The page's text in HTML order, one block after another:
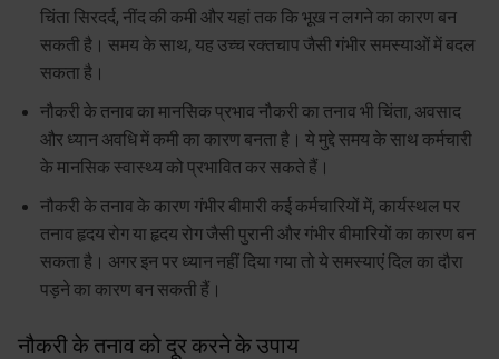
चिंता सिरदर्द, नींद की कमी और यहां तक कि भूख न लगने का कारण बन
सकती है। समय के साथ, यह उच्च रक्तचाप जैसी गंभीर समस्याओं में बदल
सकता है।
नौकरी के तनाव का मानसिक प्रभाव नौकरी का तनाव भी चिंता, अवसाद
और ध्यान अवधि में कमी का कारण बनता है। ये मुद्दे समय के साथ कर्मचारी
के मानसिक स्वास्थ्य को प्रभावित कर सकते हैं।
नौकरी के तनाव के कारण गंभीर बीमारी कई कर्मचारियों में, कार्यस्थल पर
तनाव हृदय रोग या हृदय रोग जैसी पुरानी और गंभीर बीमारियों का कारण बन
सकता है। अगर इन पर ध्यान नहीं दिया गया तो ये समस्याएं दिल का दौरा
पड़ने का कारण बन सकती हैं।
नौकरी के तनाव को दूर करने के उपाय